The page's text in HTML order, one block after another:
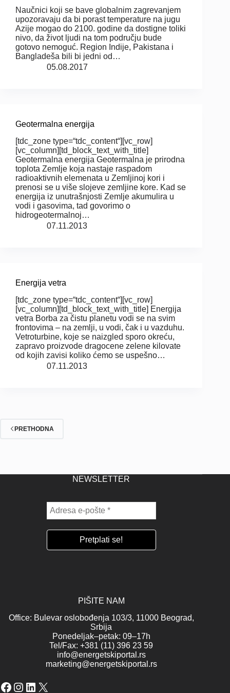
Naučnici koji se bave globalnim zagrevanjem
upozoravaju da bi porast temperature na jugu
Azije mogao do 2100. godine da dostigne toliki
nivo, da život ljudi na tom području bude
gotovo nemoguć. Region Indije, Pakistana i
Bangladeša bili bi jedni od…
05.08.2017
Geotermalna energija
[tdc_zone type=“tdc_content“][vc_row]
[vc_column][td_block_text_with_title]
Geotermalna energija Geotermalna je prirodna
toplota Zemlje koja nastaje raspadom
radioaktivnih elemenata u Zemljinoj kori i
prenosi se u više slojeve zemljine kore. Kad se
energija iz unutrašnjosti Zemlje akumulira u
vodi i gasovima, tad govorimo o
hidrogeotermalnoj…
07.11.2013
Energija vetra
[tdc_zone type=“tdc_content“][vc_row]
[vc_column][td_block_text_with_title] Energija
vetra Borba za čistu planetu vodi se na svim
frontovima – na zemlji, u vodi, čak i u vazduhu.
Vetroturbine, koje se naizgled sporo okreću,
zapravo proizvode dragocene zelene kilovate
od kojih zavisi koliko ćemo se uspešno…
07.11.2013
PRETHODNA
NEWSLETTER
PIŠITE NAM
Office: Bulevar oslobođenja 103/3, 11000 Beograd,
Srbija
Ponedeljak–petak: 09–17h
Tel/Fax: +381 (11) 396 23 59
info@energetskiportal.rs
marketing@energetskiportal.rs
Facebook
Instagram
LinkedIn
X